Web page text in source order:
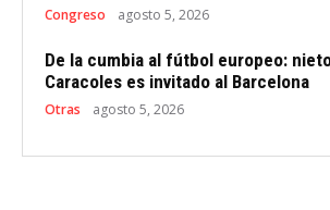
Congreso agosto 5, 2026
De la cumbia al fútbol europeo:
Caracoles es invitado al Barcelona
Otras agosto 5, 2026